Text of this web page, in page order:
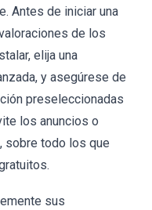
Antes de iniciar una
de los
elija una
y asegúrese de
preseleccionadas
los anuncios o
sobre todo los que
sus